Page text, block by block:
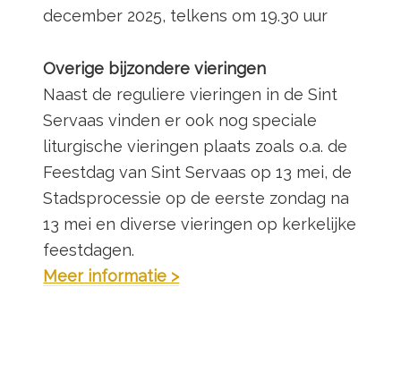
december 2025, telkens om 19.30 uur
Overige bijzondere vieringen
Naast de reguliere vieringen in de Sint
Servaas vinden er ook nog speciale
liturgische vieringen plaats zoals o.a. de
Feestdag van Sint Servaas op 13 mei, de
Stadsprocessie op de eerste zondag na
13 mei en diverse vieringen op kerkelijke
feestdagen.
Meer informatie >